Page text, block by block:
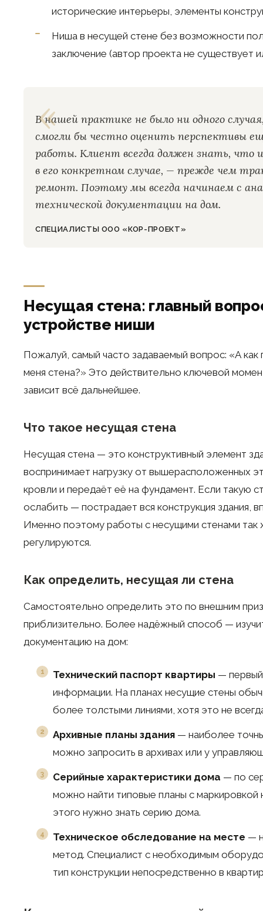
исторические интерьеры, элементы
Ниша в несущей стене без возможности
заключение (автор проекта не существует
В нашей практике не было ни одного
смогли бы честно оценить перспективы
работы. Клиент всегда должен знать, что
в его конкретном случае, — прежде чем
ремонт. Поэтому мы всегда начинаем с
технической документации на дом.
СПЕЦИАЛИСТЫ ООО «КОР-ПРОЕКТ»
Несущая стена: главный
устройстве ниши
Пожалуй, самый часто задаваемый вопрос: «А как
меня стена?» Это действительно ключевой
зависит всё дальнейшее.
Что такое несущая стена
Несущая стена — это конструктивный элемент
воспринимает нагрузку от вышерасположенных
кровли и передаёт её на фундамент. Если такую
ослабить — пострадает вся конструкция здания,
Именно поэтому работы с несущими стенами так
регулируются.
Как определить, несущая ли стена
Самостоятельно определить это по внешним
приблизительно. Более надёжный способ —
документацию на дом:
Технический паспорт квартиры —
информации. На планах несущие стены
более толстыми линиями, хотя это не
Архивные планы здания — наиболее
можно запросить в архивах или у
Серийные характеристики дома — по
можно найти типовые планы с маркировкой
этого нужно знать серию дома.
Техническое обследование на месте —
метод. Специалист с необходимым
тип конструкции непосредственно в